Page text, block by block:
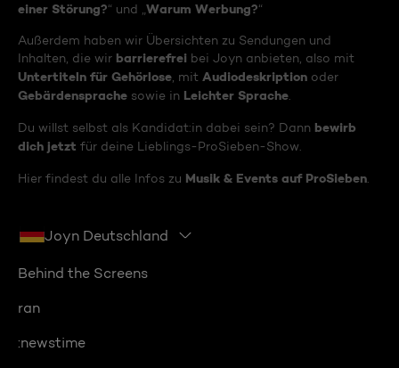
einer Störung?“ und „ Warum Werbung?“
Außerdem haben wir Übersichten zu Sendungen und
Inhalten, die wir barrierefrei bei Joyn anbieten, also mit
Untertiteln für Gehörlose , mit Audiodeskription oder
Gebärdensprache sowie in Leichter Sprache
Du willst selbst als Kandidat:in dabei sein? Dann bewirb
dich jetzt für deine Lieblings-ProSieben-Show.
Hier findest du alle Infos zu Musik & Events auf ProSieben
Joyn Deutschland
Behind the Screens
ran
:newstime